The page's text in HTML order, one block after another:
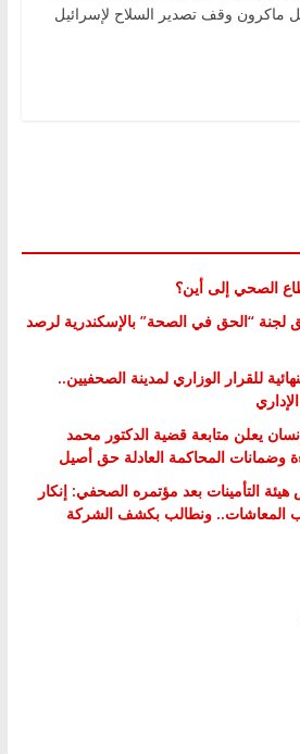
ماكرون وقف تصدير السلاح لإسرائيل
الصحي إلى أين؟
“الحق في الصحة” بالإسكندرية لرصد
للقرار الوزاري لمدينة الصحفيين..
يعلن متابعة قضية الدكتور محمد
وضمانات المحاكمة العادلة حق أصيل
التأمينات بعد مؤتمره الصحفي: إنكار
المعاشات.. ونطالب بكشف الشركة